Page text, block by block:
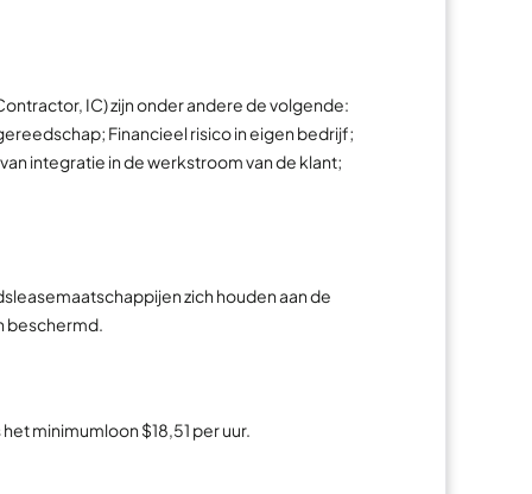
IC) zijn onder andere de volgende:
Financieel risico in eigen bedrijf;
integratie in de werkstroom van de klant;
zich houden aan de
beschermd.
minimumloon $18,51 per uur.